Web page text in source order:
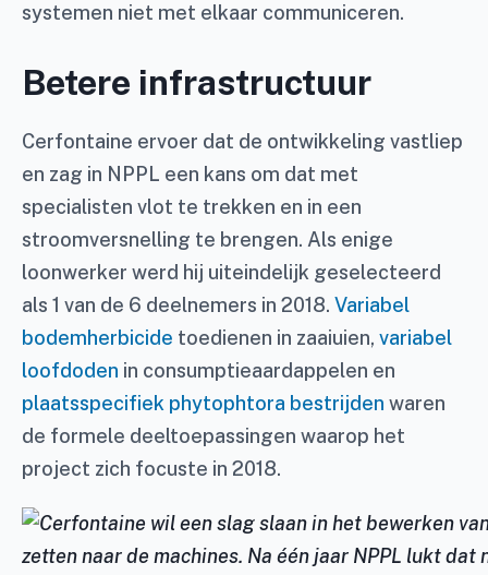
systemen niet met elkaar communiceren.
Betere infrastructuur
Cerfontaine ervoer dat de ontwikkeling vastliep
en zag in NPPL een kans om dat met
specialisten vlot te trekken en in een
stroomversnelling te brengen. Als enige
loonwerker werd hij uiteindelijk geselecteerd
als 1 van de 6 deelnemers in 2018. Variabel
bodemherbicide toedienen in zaaiuien, variabel
loofdoden in consumptieaardappelen en
plaatsspecifiek phytophtora bestrijden waren
de formele deeltoepassingen waarop het
project zich focuste in 2018.